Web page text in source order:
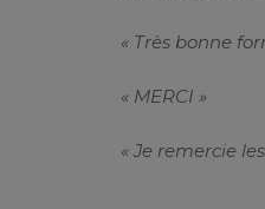
« Très bonne
« MERCI »
« Je remercie